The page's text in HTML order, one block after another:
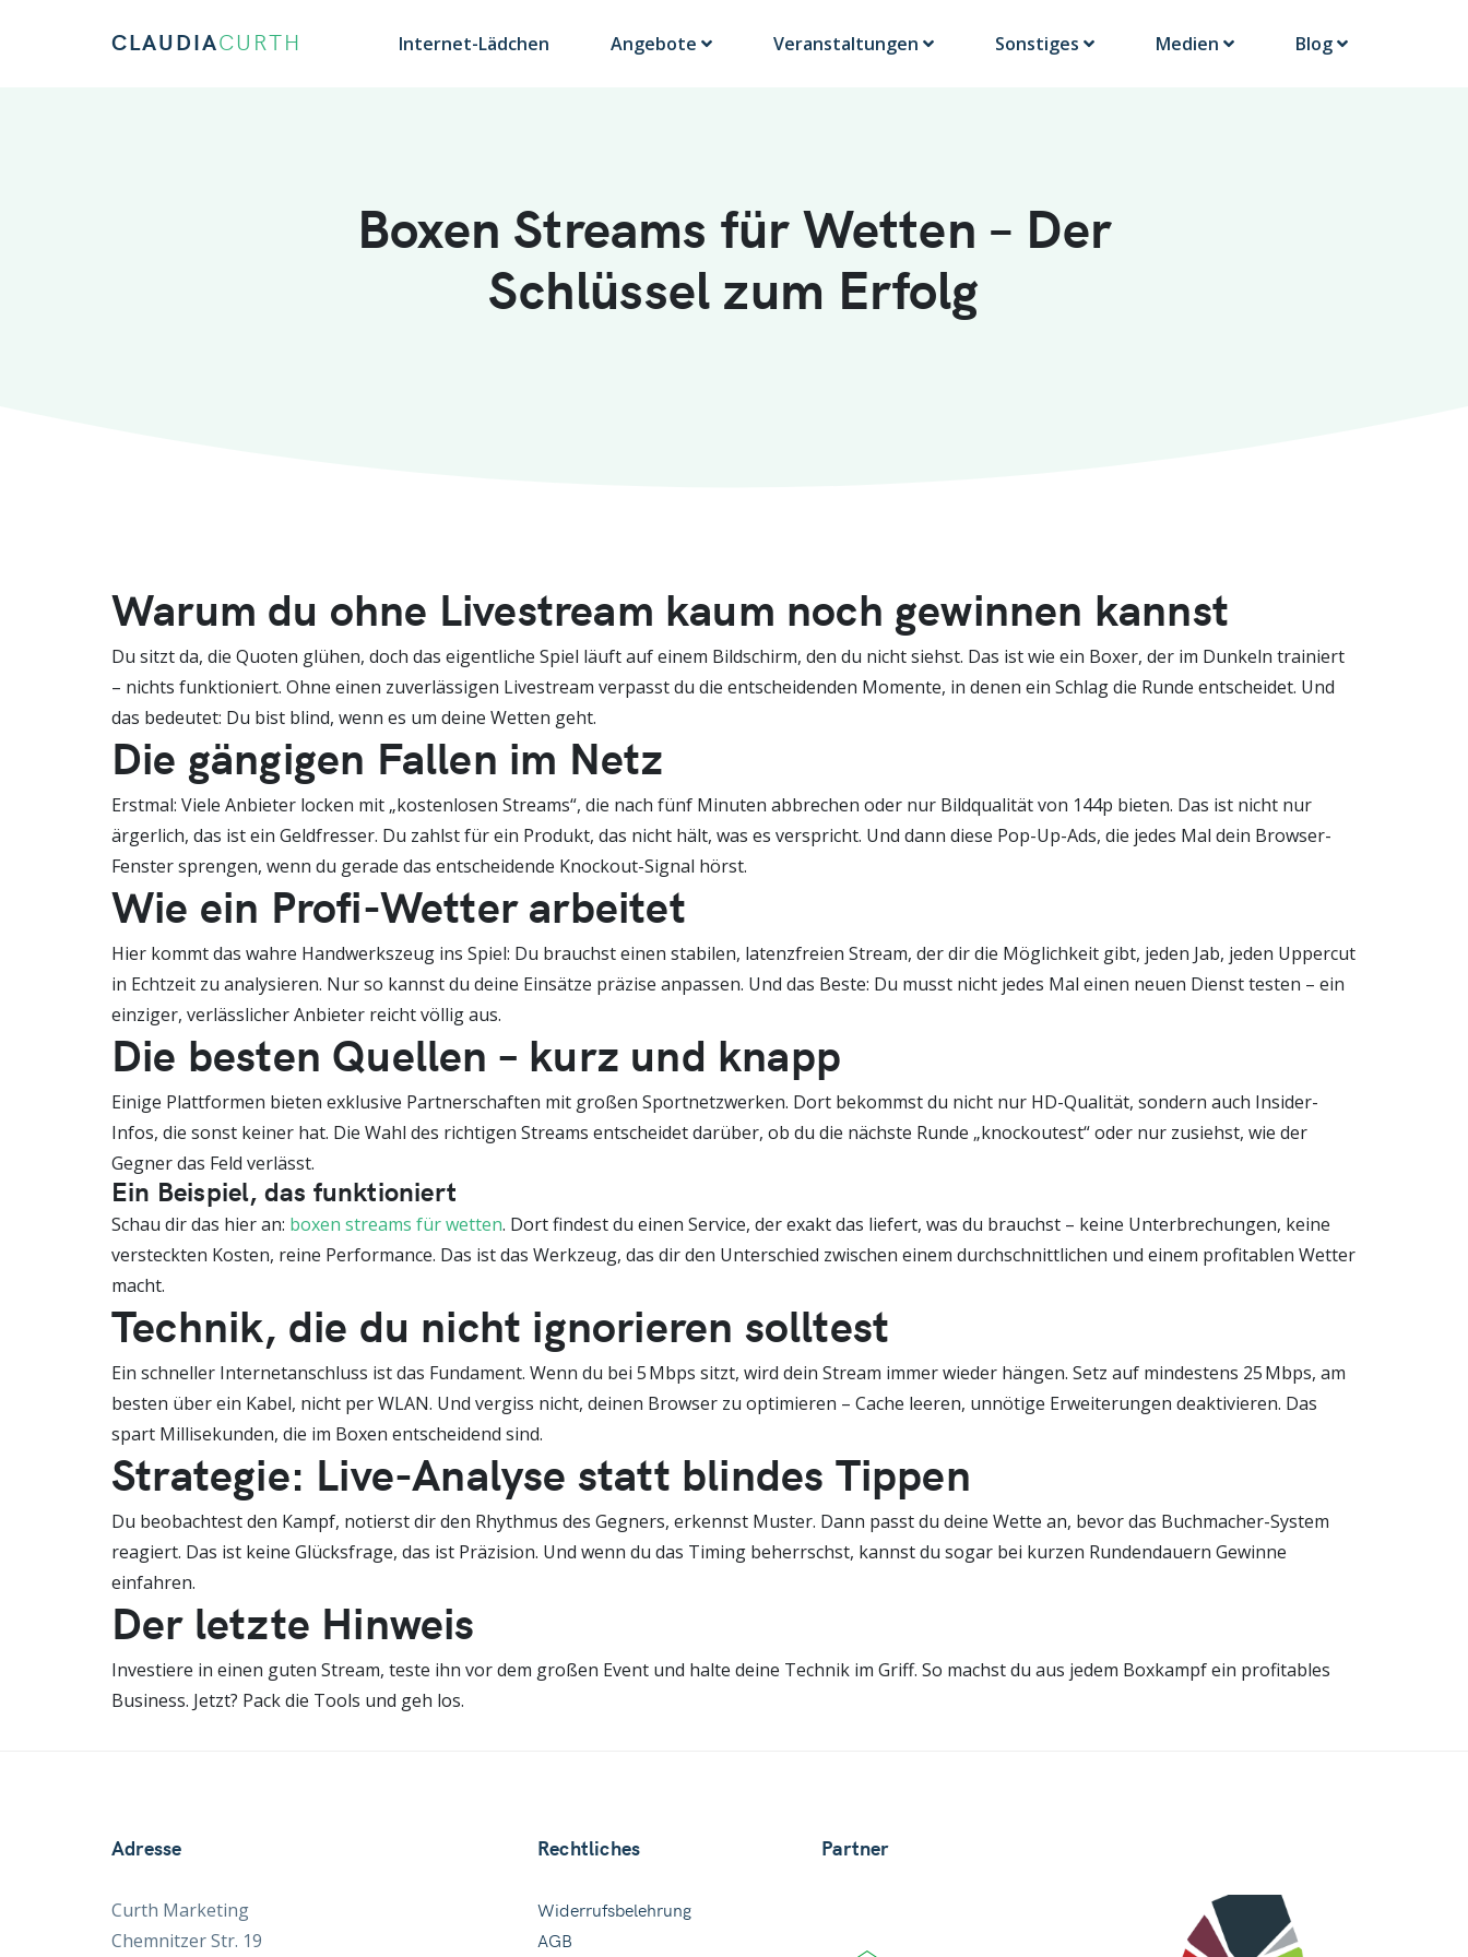
CLAUDIACURTH Internet-Lädchen Angebote Veranstaltungen Sonstiges Medien Blog
Boxen Streams für Wetten – Der
Schlüssel zum Erfolg
Warum du ohne Livestream kaum noch gewinnen kannst
Du sitzt da, die Quoten glühen, doch das eigentliche Spiel läuft auf einem Bildschirm, den du nicht siehst. Das ist wie ein Boxer, der im Dunkeln trainiert
– nichts funktioniert. Ohne einen zuverlässigen Livestream verpasst du die entscheidenden Momente, in denen ein Schlag die Runde entscheidet. Und
das bedeutet: Du bist blind, wenn es um deine Wetten geht.
Die gängigen Fallen im Netz
Erstmal: Viele Anbieter locken mit „kostenlosen Streams“, die nach fünf Minuten abbrechen oder nur Bildqualität von 144p bieten. Das ist nicht nur
ärgerlich, das ist ein Geldfresser. Du zahlst für ein Produkt, das nicht hält, was es verspricht. Und dann diese Pop-Up-Ads, die jedes Mal dein Browser-
Fenster sprengen, wenn du gerade das entscheidende Knockout-Signal hörst.
Wie ein Profi-Wetter arbeitet
Hier kommt das wahre Handwerkszeug ins Spiel: Du brauchst einen stabilen, latenzfreien Stream, der dir die Möglichkeit gibt, jeden Jab, jeden Uppercut
in Echtzeit zu analysieren. Nur so kannst du deine Einsätze präzise anpassen. Und das Beste: Du musst nicht jedes Mal einen neuen Dienst testen – ein
einziger, verlässlicher Anbieter reicht völlig aus.
Die besten Quellen – kurz und knapp
Einige Plattformen bieten exklusive Partnerschaften mit großen Sportnetzwerken. Dort bekommst du nicht nur HD-Qualität, sondern auch Insider-
Infos, die sonst keiner hat. Die Wahl des richtigen Streams entscheidet darüber, ob du die nächste Runde „knockoutest“ oder nur zusiehst, wie der
Gegner das Feld verlässt.
Ein Beispiel, das funktioniert
Schau dir das hier an: boxen streams für wetten. Dort findest du einen Service, der exakt das liefert, was du brauchst – keine Unterbrechungen, keine
versteckten Kosten, reine Performance. Das ist das Werkzeug, das dir den Unterschied zwischen einem durchschnittlichen und einem profitablen Wetter
macht.
Technik, die du nicht ignorieren solltest
Ein schneller Internetanschluss ist das Fundament. Wenn du bei 5 Mbps sitzt, wird dein Stream immer wieder hängen. Setz auf mindestens 25 Mbps, am
besten über ein Kabel, nicht per WLAN. Und vergiss nicht, deinen Browser zu optimieren – Cache leeren, unnötige Erweiterungen deaktivieren. Das
spart Millisekunden, die im Boxen entscheidend sind.
Strategie: Live-Analyse statt blindes Tippen
Du beobachtest den Kampf, notierst dir den Rhythmus des Gegners, erkennst Muster. Dann passt du deine Wette an, bevor das Buchmacher-System
reagiert. Das ist keine Glücksfrage, das ist Präzision. Und wenn du das Timing beherrschst, kannst du sogar bei kurzen Rundendauern Gewinne
einfahren.
Der letzte Hinweis
Investiere in einen guten Stream, teste ihn vor dem großen Event und halte deine Technik im Griff. So machst du aus jedem Boxkampf ein profitables
Business. Jetzt? Pack die Tools und geh los.
Adresse
Curth Marketing
Chemnitzer Str. 19
Rechtliches
Widerrufsbelehrung
AGB
Partner